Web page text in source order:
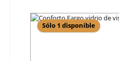
Sólo 1 disponible